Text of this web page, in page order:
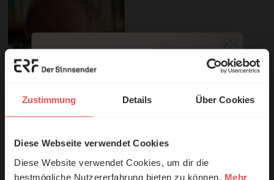
Zustimmung Details Über Cookies
Diese Webseite verwendet Cookies
Diese Website verwendet Cookies, um dir die
bestmögliche Nutzererfahrung bieten zu können. Mehr
Link zur Sendung
© Ruth Schneider / ERF